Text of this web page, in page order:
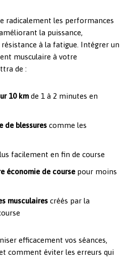
radicalement les performances
la puissance,
à la fatigue. Intégrer un
musculaire à votre
de :
10 km de 1 à 2 minutes en
de blessures comme les
facilement en fin de course
économie de coursepour moins
musculaires créés par la
efficacement vos séances,
comment éviter les erreurs qui